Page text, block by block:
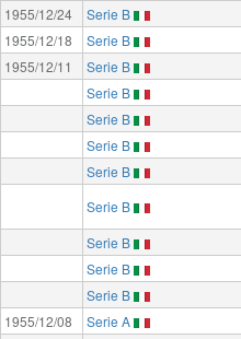
1955/12/24
Serie B
1955/12/18
Serie B
1955/12/11
Serie B
Serie B
Serie B
Serie B
Serie B
Serie B
Serie B
Serie B
Serie B
1955/12/08
Serie A